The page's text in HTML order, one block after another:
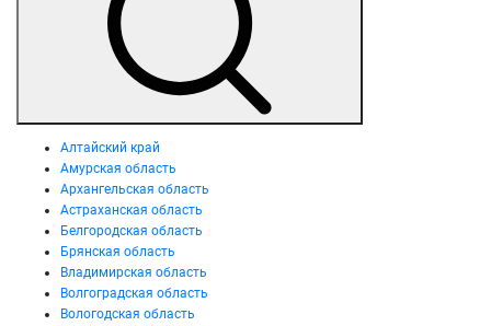
Алтайский край
Амурская область
Архангельская область
Астраханская область
Белгородская область
Брянская область
Владимирская область
Волгоградская область
Вологодская область